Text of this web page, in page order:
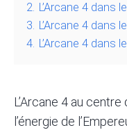
2. L’Arcane 4 dans
3. L’Arcane 4 dans
4. L’Arcane 4 dans
L’Arcane 4 au
l’énergie de